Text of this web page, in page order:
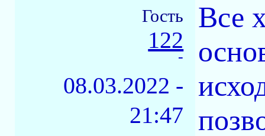
Гость
122
-
08.03.2022 -
21:47
Все